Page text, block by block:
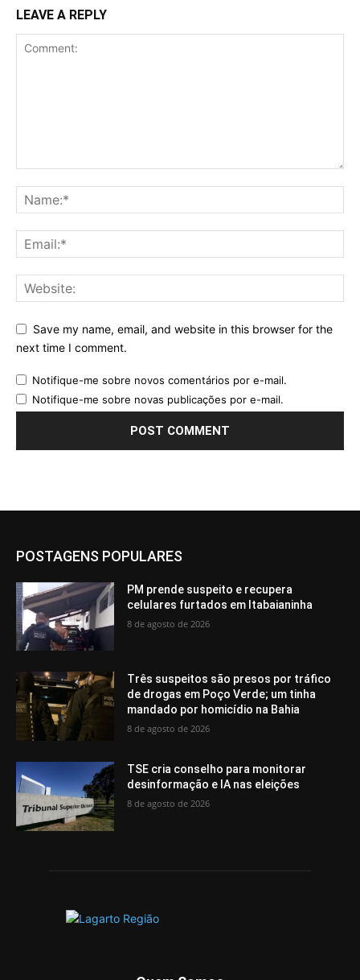
LEAVE A REPLY
Save my name, email, and website in this browser for the
next time I comment.
Notifique-me sobre novos comentários por e-mail.
Notifique-me sobre novas publicações por e-mail.
POSTAGENS POPULARES
PM prende suspeito e recupera
celulares furtados em Itabaianinha
8 de agosto de 2026
Três suspeitos são presos por tráfico
de drogas em Poço Verde; um tinha
mandado por homicídio na Bahia
8 de agosto de 2026
TSE cria conselho para monitorar
desinformação e IA nas eleições
8 de agosto de 2026